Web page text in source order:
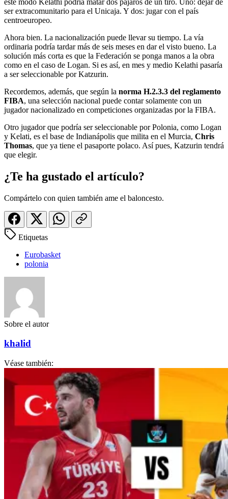
ser extracomunitario para el Unicaja. Y dos: jugar con el país
centroeuropeo.
Ahora bien. La nacionalización puede llevar su tiempo. La vía
ordinaria podría tardar más de seis meses en dar el visto bueno. La
solución más corta es que la Federación se ponga manos a la obra
como en el caso de Logan. Si es así, en mes y medio Kelathi pasaría
a ser seleccionable por Katzurin.
Recordemos, además, que según la norma H.2.3.3 del reglamento
FIBA, una selección nacional puede contar solamente con un
jugador nacionalizado en competiciones organizadas por la FIBA.
Otro jugador que podría ser seleccionable por Polonia, como Logan
y Kelati, es el base de Indianápolis que milita en el Murcia, Chris
Thomas, que ya tiene el pasaporte polaco. Así pues, Katzurin tendrá
que elegir.
¿Te ha gustado el artículo?
Compártelo con quien también ame el baloncesto.
Etiquetas
Eurobasket
polonia
Sobre el autor
khalid
Véase también: